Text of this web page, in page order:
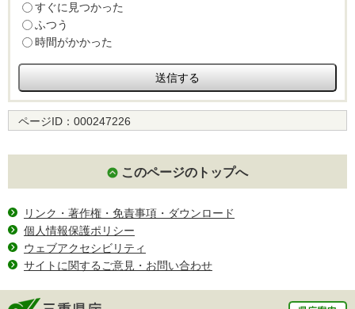
すぐに見つかった
ふつう
時間がかかった
ページID： 000247226
このページのトップへ
リンク・著作権・免責事項・ダウンロード
個人情報保護ポリシー
ウェブアクセシビリティ
サイトに関するご意見・お問い合わせ